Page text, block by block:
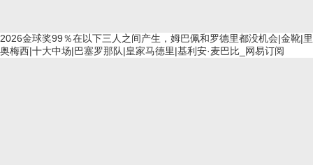
2026金球奖99％在以下三人之间产生，姆巴佩和罗德里都没机会|金靴|里
奥梅西|十大中场|巴塞罗那队|皇家马德里|基利安·麦巴比_网易订阅